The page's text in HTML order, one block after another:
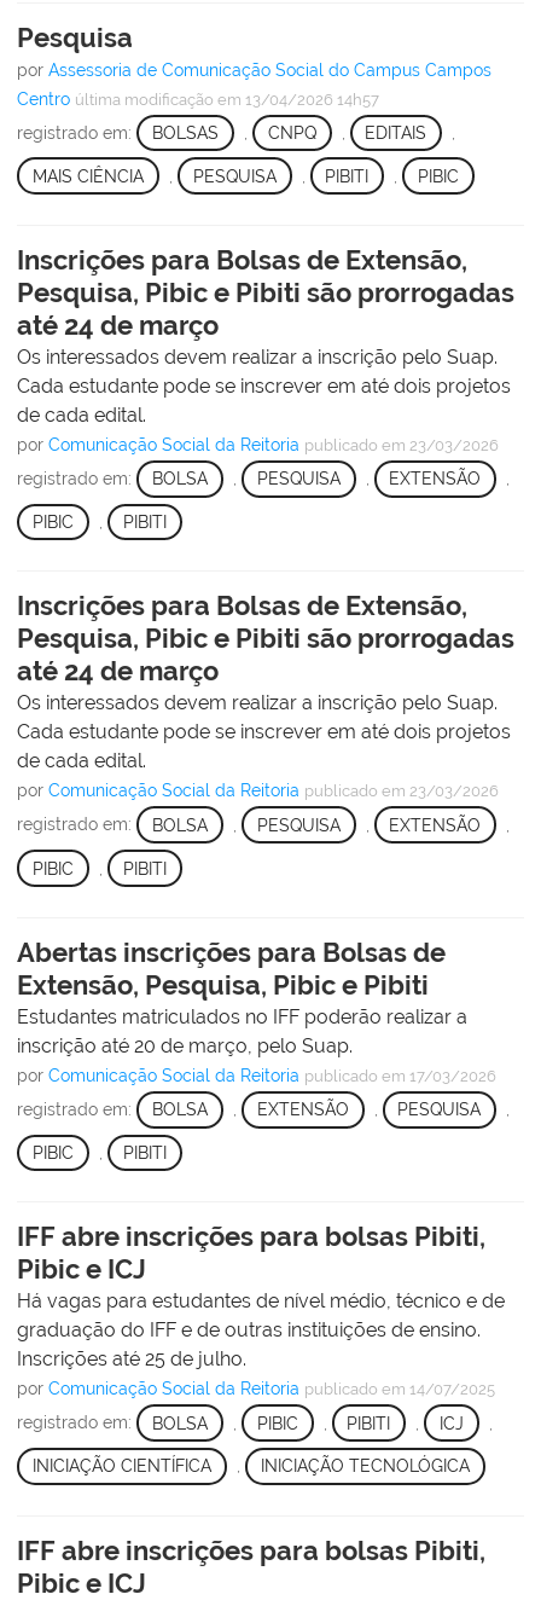
Pesquisa
por Assessoria de Comunicação Social do Campus Campos
Centro última modificação em 13/04/2026 14h57
registrado em: BOLSAS CNPQ EDITAIS
MAIS CIÊNCIA PESQUISA PIBITI , PIBIC
Inscrições para Bolsas de Extensão,
Pesquisa, Pibic e Pibiti são prorrogadas
até 24 de março
Os interessados devem realizar a inscrição pelo Suap.
Cada estudante pode se inscrever em até dois projetos
de cada edital.
por Comunicação Social da Reitoria publicado em 23/03/2026
registrado em: BOLSA , PESQUISA , EXTENSÃO ,
PIBIC PIBITI
Inscrições para Bolsas de Extensão,
Pesquisa, Pibic e Pibiti são prorrogadas
até 24 de março
Os interessados devem realizar a inscrição pelo Suap.
Cada estudante pode se inscrever em até dois projetos
de cada edital.
por Comunicação Social da Reitoria publicado em 23/03/2026
registrado em: BOLSA PESQUISA EXTENSÃO
PIBIC PIBITI
Abertas inscrições para Bolsas de
Extensão, Pesquisa, Pibic e Pibiti
Estudantes matriculados no IFF poderão realizar a
inscrição até 20 de março, pelo Suap.
por Comunicação Social da Reitoria publicado em 17/03/2026
registrado em: BOLSA , EXTENSÃO , PESQUISA ,
PIBIC PIBITI
IFF abre inscrições para bolsas Pibiti,
Pibic e ICJ
Há vagas para estudantes de nível médio, técnico e de
graduação do IFF e de outras instituições de ensino.
Inscrições até 25 de julho.
por Comunicação Social da Reitoria publicado em 14/07/2025
registrado em: BOLSA PIBIC PIBITI , ICJ
INICIAÇÃO CIENTÍFICA , INICIAÇÃO TECNOLÓGICA
IFF abre inscrições para bolsas Pibiti,
Pibic e ICJ